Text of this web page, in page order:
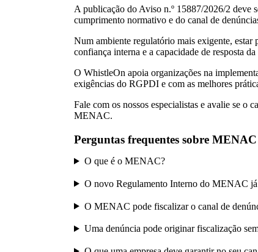
A publicação do Aviso n.º 15887/2026/2 deve
cumprimento normativo e do canal de
Num ambiente regulatório mais exigente, estar
confiança interna e a capacidade de resposta da
O WhistleOn apoia organizações na
exigências do RGPDI e com as melhores
Fale com os nossos especialistas e avalie se o
MENAC.
Perguntas frequentes sobre
O que é o MENAC?
O novo Regulamento Interno do MENAC já
O MENAC pode fiscalizar o canal de
Uma denúncia pode originar fiscalização